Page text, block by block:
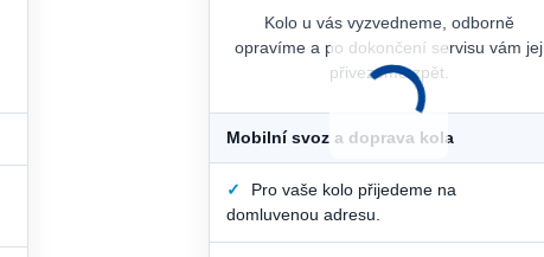
Kolo u vás vyzvedneme, odborně
opravíme a po dokončení servisu vám jej
přivezeme zpět.
Mobilní svoz a doprava kola
✓
Pro vaše kolo přijedeme na
domluvenou adresu.